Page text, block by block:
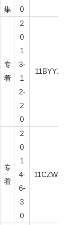
集
0
专
着
2
0
1
3-
1
2-
2
0
11BYY104
专
着
2
0
1
4-
6-
3
0
11CZW054